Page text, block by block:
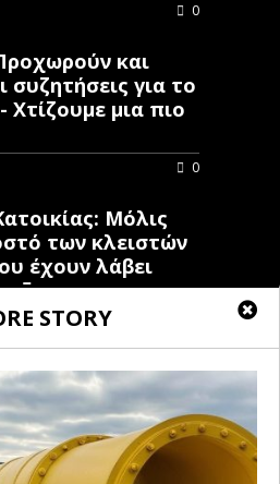
STORY
0
και
συζητήσεις για το
Χτίζουμε μια πιο
0
Μόλις
των κλειστών
έχουν λάβει